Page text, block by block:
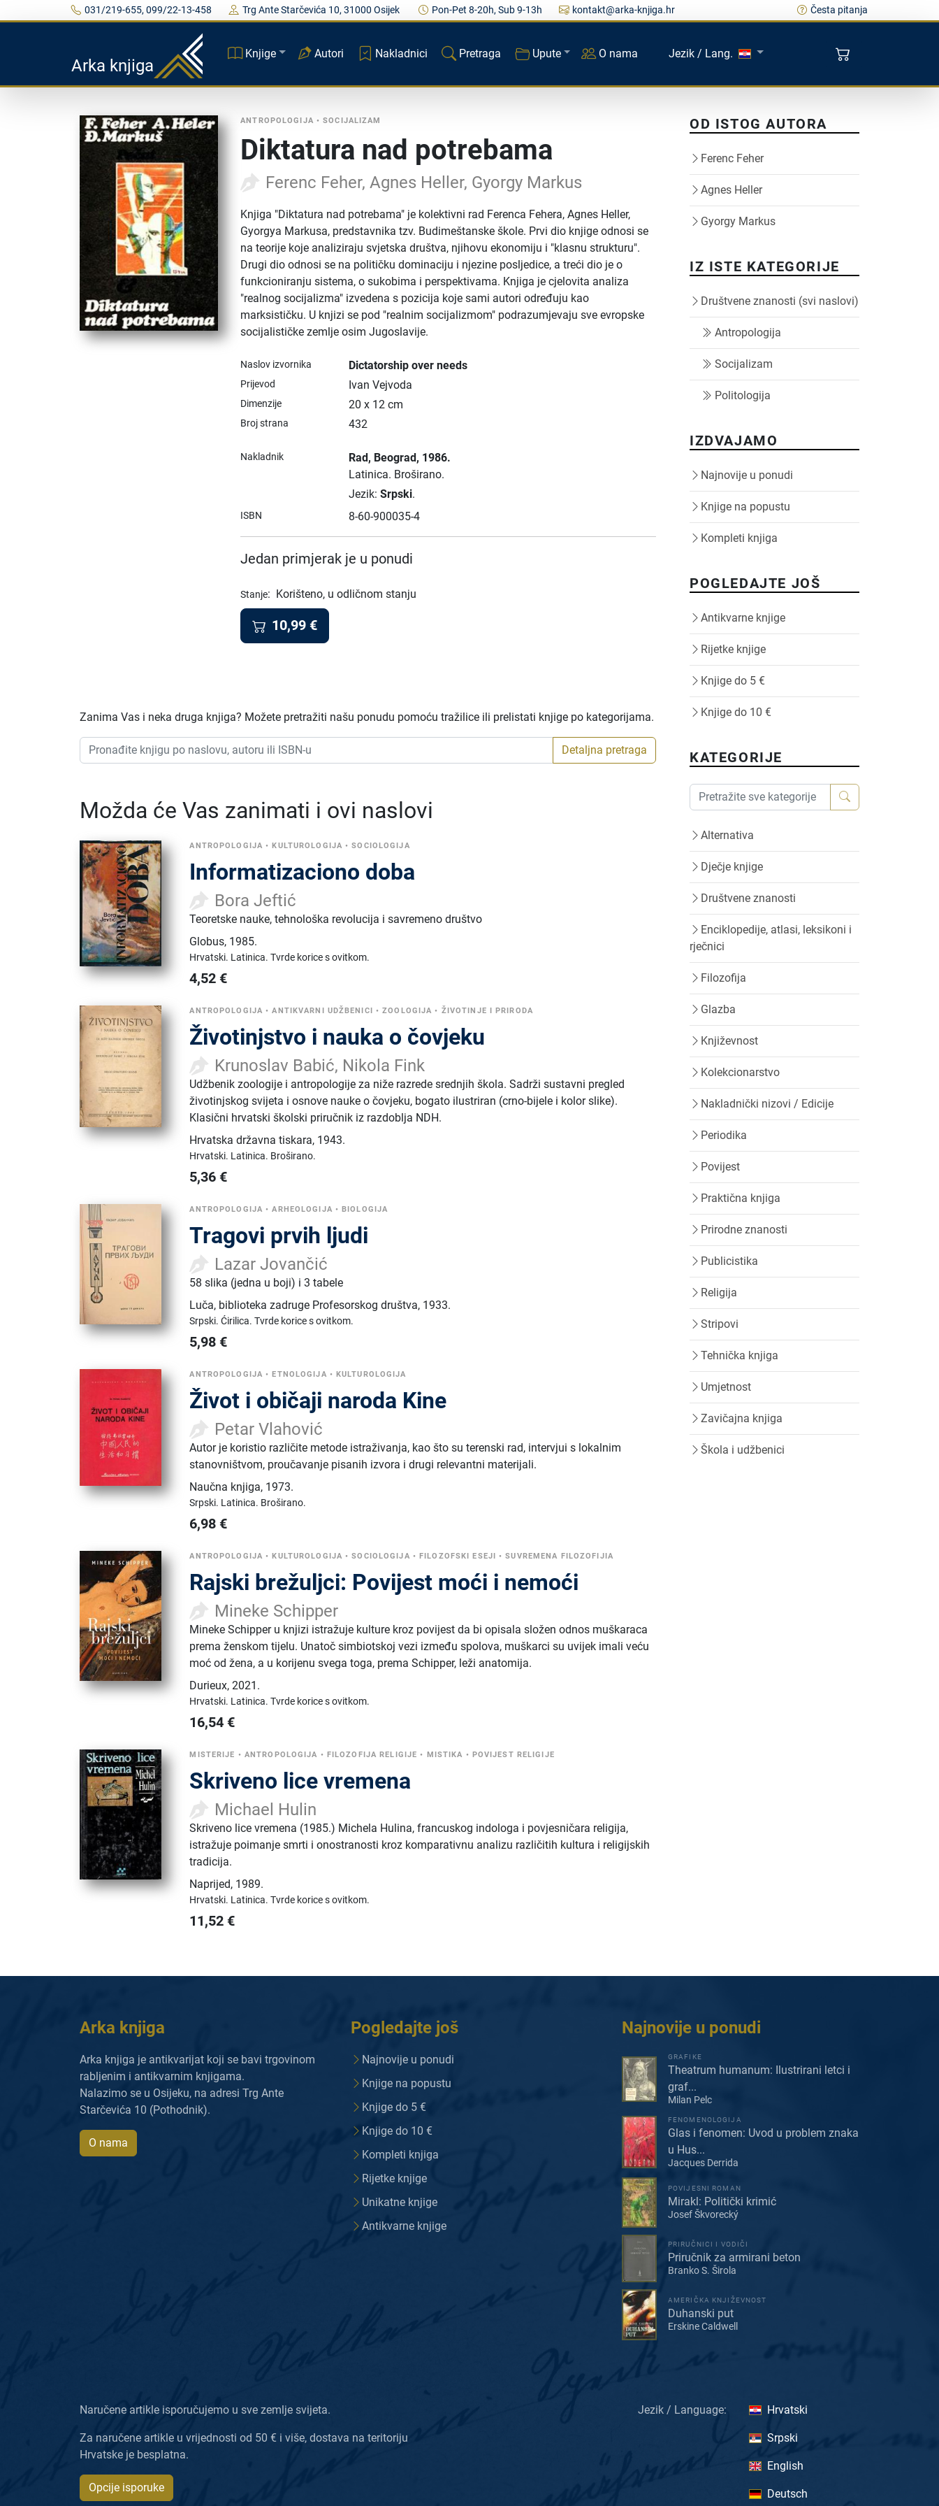
031/219-655, 099/22-13-458 Trg Ante Starčevića 10, 31000 Osijek Pon-Pet 8-20h, Sub 9-13h kontakt@arka-knjiga.hr Česta pitanja
Arka knjiga
Knjige Autori Nakladnici Pretraga Upute O nama Jezik / Lang.
ANTROPOLOGIJA •SOCIJALIZAM
Diktatura nad potrebama
Ferenc Feher, Agnes Heller, Gyorgy Markus
Knjiga "Diktatura nad potrebama" je kolektivni rad Ferenca Fehera, Agnes Heller,
Gyorgya Markusa, predstavnika tzv. Budimeštanske škole. Prvi dio knjige odnosi se
na teorije koje analiziraju svjetska društva, njihovu ekonomiju i "klasnu strukturu".
Drugi dio odnosi se na političku dominaciju i njezine posljedice, a treći dio je o
funkcioniranju sistema, o sukobima i perspektivama. Knjiga je cjelovita analiza
"realnog socijalizma" izvedena s pozicija koje sami autori određuju kao
marksističku. U knjizi se pod "realnim socijalizmom" podrazumjevaju sve evropske
socijalističke zemlje osim Jugoslavije.
Naslov izvornika Dictatorship over needs
Prijevod Ivan Vejvoda
Dimenzije 20 x 12 cm
Broj strana 432
Nakladnik Rad, Beograd, 1986.
Latinica. Broširano.
Jezik: Srpski.
ISBN 8-60-900035-4
Jedan primjerak je u ponudi
Stanje: Korišteno, u odličnom stanju
10,99 €
Zanima Vas i neka druga knjiga? Možete pretražiti našu ponudu pomoću tražilice ili prelistati knjige po kategorijama.
Detaljna pretraga
Možda će Vas zanimati i ovi naslovi
ANTROPOLOGIJA •KULTUROLOGIJA •SOCIOLOGIJA
Informatizaciono doba
Bora Jeftić
Teoretske nauke, tehnološka revolucija i savremeno društvo
Globus, 1985.
Hrvatski. Latinica.Tvrde korice s ovitkom.
4,52 €
ANTROPOLOGIJA •ANTIKVARNI UDŽBENICI •ZOOLOGIJA • ŽIVOTINJE I PRIRODA
Životinjstvo i nauka o čovjeku
Krunoslav Babić, Nikola Fink
Udžbenik zoologije i antropologije za niže razrede srednjih škola. Sadrži sustavni pregled
životinjskog svijeta i osnove nauke o čovjeku, bogato ilustriran (crno-bijele i kolor slike).
Klasični hrvatski školski priručnik iz razdoblja NDH.
Hrvatska državna tiskara, 1943.
Hrvatski. Latinica. Broširano.
5,36 €
ANTROPOLOGIJA •ARHEOLOGIJA •BIOLOGIJA
Tragovi prvih ljudi
Lazar Jovančić
58 slika (jedna u boji) i 3 tabele
Luča, biblioteka zadruge Profesorskog društva, 1933.
Srpski.Ćirilica.Tvrde korice s ovitkom.
5,98 €
ANTROPOLOGIJA •ETNOLOGIJA • KULTUROLOGIJA
Život i običaji naroda Kine
Petar Vlahović
Autor je koristio različite metode istraživanja, kao što su terenski rad, intervjui s lokalnim
stanovništvom, proučavanje pisanih izvora i drugi relevantni materijali.
Naučna knjiga, 1973.
Srpski. Latinica. Broširano.
6,98 €
ANTROPOLOGIJA •KULTUROLOGIJA •SOCIOLOGIJA •FILOZOFSKI ESEJI •SUVREMENA FILOZOFIJIA
Rajski brežuljci: Povijest moći i nemoći
Mineke Schipper
Mineke Schipper u knjizi istražuje kulture kroz povijest da bi opisala složen odnos muškaraca
prema ženskom tijelu. Unatoč simbiotskoj vezi između spolova, muškarci su uvijek imali veću
moć od žena, a u korijenu svega toga, prema Schipper, leži anatomija.
Durieux,2021.
Hrvatski. Latinica.Tvrde korice s ovitkom.
16,54 €
MISTERIJE • ANTROPOLOGIJA • FILOZOFIJA RELIGIJE • MISTIKA • POVIJEST RELIGIJE
Skriveno lice vremena
Michael Hulin
Skriveno lice vremena (1985.) Michela Hulina, francuskog indologa i povjesničara religija,
istražuje poimanje smrti i onostranosti kroz komparativnu analizu različitih kultura i religijskih
tradicija.
Naprijed, 1989.
Hrvatski. Latinica.Tvrde korice s ovitkom.
11,52 €
OD ISTOG AUTORA
Ferenc Feher
Agnes Heller
Gyorgy Markus
IZ ISTE KATEGORIJE
Društvene znanosti (svi naslovi)
Antropologija
Socijalizam
Politologija
IZDVAJAMO
Najnovije u ponudi
Knjige na popustu
Kompleti knjiga
POGLEDAJTE JOŠ
Antikvarne knjige
Rijetke knjige
Knjige do 5 €
Knjige do 10 €
KATEGORIJE
Alternativa
Dječje knjige
Društvene znanosti
Enciklopedije, atlasi, leksikoni i
rječnici
Filozofija
Glazba
Književnost
Kolekcionarstvo
Nakladnički nizovi / Edicije
Periodika
Povijest
Praktična knjiga
Prirodne znanosti
Publicistika
Religija
Stripovi
Tehnička knjiga
Umjetnost
Zavičajna knjiga
Škola i udžbenici
Arka knjiga
Arka knjiga je antikvarijat koji se bavi trgovinom
rabljenim i antikvarnim knjigama.
Nalazimo se u Osijeku, na adresi Trg Ante
Starčevića 10 (Pothodnik).
O nama
Pogledajte još
Najnovije u ponudi
Knjige na popustu
Knjige do 5 €
Knjige do 10 €
Kompleti knjiga
Rijetke knjige
Unikatne knjige
Antikvarne knjige
Najnovije u ponudi
GRAFIKE
Theatrum humanum: Ilustrirani letci i
graf...
Milan Pelc
FENOMENOLOGIJA
Glas i fenomen: Uvod u problem znaka
u Hus...
Jacques Derrida
POVIJESNI ROMAN
Mirakl: Politički krimić
Josef Škvorecký
PRIRUČNICI I VODIČI
Priručnik za armirani beton
Branko S. Širola
AMERIČKA KNJIŽEVNOST
Duhanski put
Erskine Caldwell
Naručene artikle isporučujemo u sve zemlje svijeta.
Za naručene artikle u vrijednosti od 50 € i više, dostava na teritoriju
Hrvatske je besplatna.
Opcije isporuke
Jezik / Language: Hrvatski
Srpski
English
Deutsch